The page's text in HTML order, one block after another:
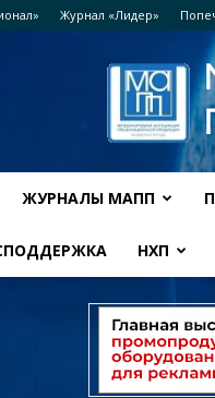
Журнал «Лидер»
ЖУРНАЛЫ МАПП
НХП